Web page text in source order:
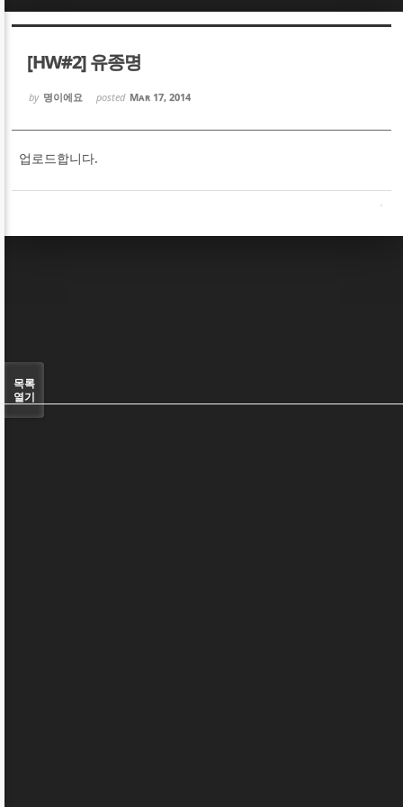
[HW#2] 유종명
by 명이에요 posted Mar 17, 2014
업로드합니다.
목록
열기
Sketchbook5, 스케치북5
Sketchbook5, 스케치북5
Sketchbook5, 스케치북5
Sketchbook5, 스케치북5